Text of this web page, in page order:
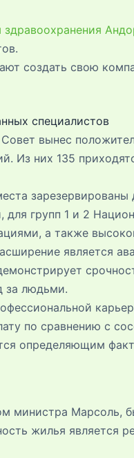
создать свою
специалистов
вынес
Из них 135
групп 1 и 2
а также
является
за людьми.
по сравнению с
определяющим
министра Марсоль,
жилья является